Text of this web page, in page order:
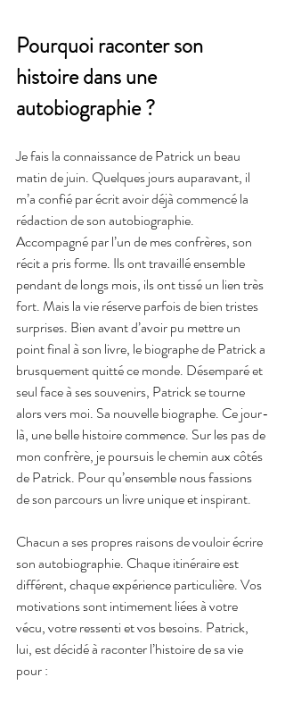
Pourquoi raconter son
histoire dans une
autobiographie ?
Je fais la connaissance de Patrick un beau
matin de juin. Quelques jours auparavant, il
m’a confié par écrit avoir déjà commencé la
rédaction de son autobiographie.
Accompagné par l’un de mes confrères, son
récit a pris forme. Ils ont travaillé ensemble
pendant de longs mois, ils ont tissé un lien très
fort. Mais la vie réserve parfois de bien tristes
surprises. Bien avant d’avoir pu mettre un
point final à son livre, le biographe de Patrick a
brusquement quitté ce monde. Désemparé et
seul face à ses souvenirs, Patrick se tourne
alors vers moi. Sa nouvelle biographe. Ce jour-
là, une belle histoire commence. Sur les pas de
mon confrère, je poursuis le chemin aux côtés
de Patrick. Pour qu’ensemble nous fassions
de son parcours un livre unique et inspirant.
Chacun a ses propres raisons de vouloir écrire
son autobiographie. Chaque itinéraire est
différent, chaque expérience particulière. Vos
motivations sont intimement liées à votre
vécu, votre ressenti et vos besoins. Patrick,
lui, est décidé à raconter l’histoire de sa vie
pour :